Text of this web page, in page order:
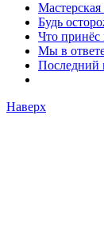
Будь
Что принёс
Мы в
Последний
Наверх